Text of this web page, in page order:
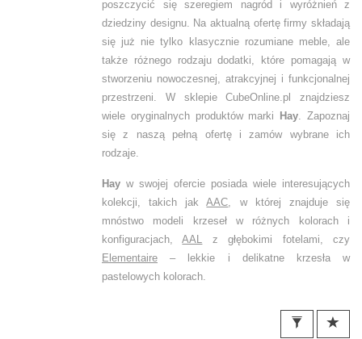
poszczycić się szeregiem nagród i wyróżnień z
dziedziny designu. Na aktualną ofertę firmy składają
się już nie tylko klasycznie rozumiane meble, ale
także różnego rodzaju dodatki, które pomagają w
stworzeniu nowoczesnej, atrakcyjnej i funkcjonalnej
przestrzeni. W sklepie CubeOnline.pl znajdziesz
wiele oryginalnych produktów marki
Hay. Zapoznaj
się z naszą pełną ofertę i zamów wybrane ich
rodzaje.
Hay w swojej ofercie posiada wiele interesujących
kolekcji, takich jakAAC, w której znajduje się
mnóstwo modeli krzeseł w różnych kolorach i
konfiguracjach,AAL z głębokimi fotelami, czy
Elementaire – lekkie i delikatne krzesła w
pastelowych kolorach.